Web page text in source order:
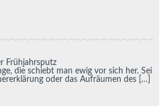
Frühjahrsputz
die schiebt man ewig vor sich her. Sei
oder das Aufräumen des
[…]